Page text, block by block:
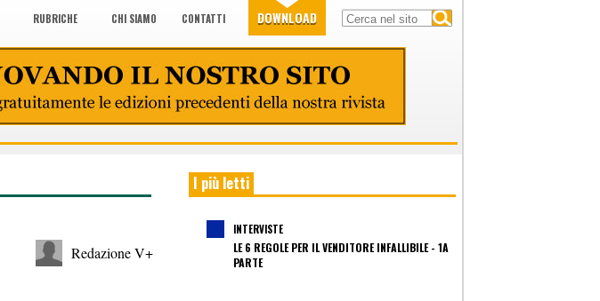
RUBRICHE CHI SIAMO CONTATTI DOWNLOAD
Redazione V+
I più letti
INTERVISTE
LE 6 REGOLE PER IL VENDITORE INFALLIBILE - 1A
PARTE